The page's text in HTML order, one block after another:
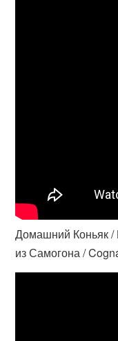
Домашний Коньяк /
из Самогона /